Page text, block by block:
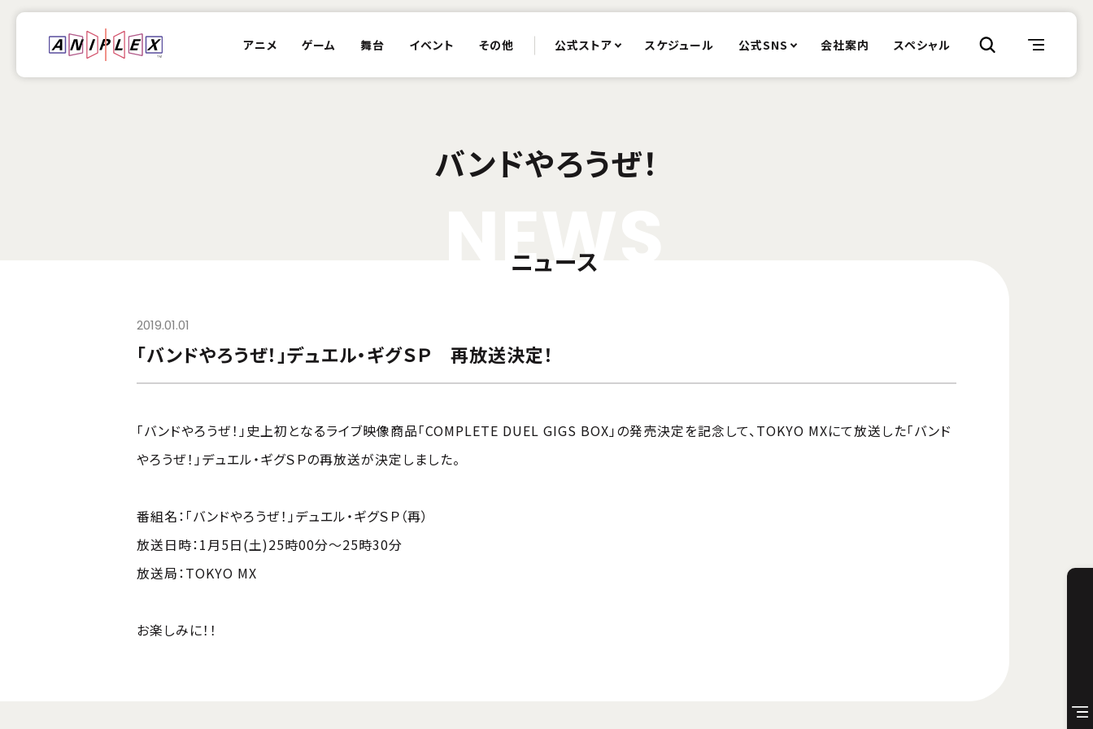
アニメ ゲーム 舞台 イベント その他 公式ストア スケジュール 公式SNS 会社案内 スペシャル
バンドやろうぜ！
EW
ニュース
2019.01.01
「バンドやろうぜ！」デュエル・ギグＳＰ 再放送決定！
「バンドやろうぜ！」史上初となるライブ映像商品「COMPLETE DUEL GIGS BOX」の発売決定を記念して、TOKYO MXにて放送した「バンド
やろうぜ！」デュエル・ギグＳＰの再放送が決定しました。
番組名：「バンドやろうぜ！」デュエル・ギグＳＰ（再）
放送日時：1月5日(土)25時00分～25時30分
放送局：TOKYO MX
お楽しみに！！